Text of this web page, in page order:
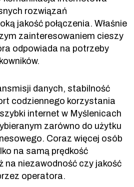
rozwiązań
jakość połączenia. Właśnie
zainteresowaniem cieszy
odpowiada na potrzeby
danych, stabilność
codziennego korzystania
internet w Myślenicach
zarówno do użytku
Coraz więcej osób
na samą prędkość
na niezawodność czy jakość
operatora.